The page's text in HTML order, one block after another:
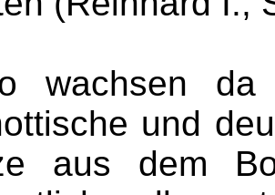
wachsen da
und
aus dem